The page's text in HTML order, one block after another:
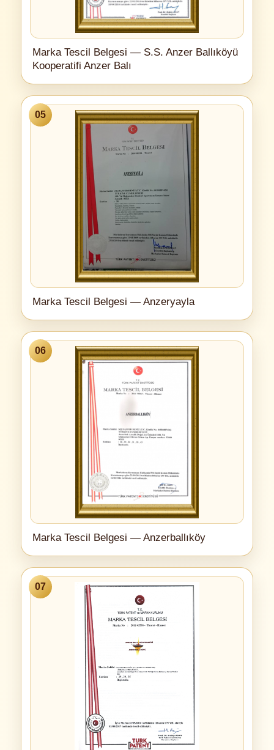
Marka Tescil Belgesi — S.S. Anzer Ballıköyü
Kooperatifi Anzer Balı
05
Marka Tescil Belgesi — Anzeryayla
06
Marka Tescil Belgesi — Anzerballıköy
07